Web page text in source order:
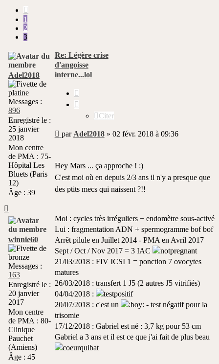
1
2
3
Adel2018
Messages :
896
Enregistré le :
25 janvier
2018
Mon centre
de PMA : 75-
Hôpital Les
Bluets (Paris
12)
Âge : 39
Re: Légère crise
d'angoisse
interne...lol
Citer
Message
par Adel2018» 02 févr. 2018 à 09:36
Hey Mars ... ça approche ! :)
C'est moi où en depuis 2/3 ans il n'y a presque que
des ptits mecs qui naissent ?!!
Moi : cycles très irréguliers + endomètre sous-activé
Lui : fragmentation ADN + spermogramme bof bof
Arrêt pilule en Juillet 2014 - PMA en Avril 2017
Sept / Oct / Nov 2017 = 3 IAC
21/03/2018 : FIV ICSI 1 = ponction 7 ovocytes
matures
26/03/2018 : transfert 1 J5 (2 autres J5 vitrifiés)
04/04/2018 :
20/07/2018 : c'est un
- test négatif pour la
trisomie
17/12/2018 : Gabriel est né : 3,7 kg pour 53 cm
Gabriel a 3 ans et il est ce que j'ai fait de plus beau
winnie60
Messages :
163
Enregistré le :
20 janvier
2017
Mon centre
de PMA : 80-
Clinique
Pauchet
(Amiens)
Âge : 45